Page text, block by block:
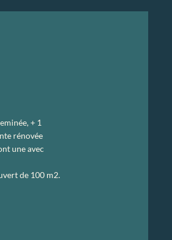
+ 1
rénovée
une avec
de 100 m2.